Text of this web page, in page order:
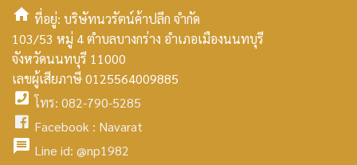
smt2
home
icon
ที่อยู่: บริษัทนวรัตน์ค้าปลีก จำกัด
103/53 หมู่ 4 ตำบลบางกร่าง อำเภอเมืองนนทบุรี
จังหวัดนนทบุรี 11000
เลขผู้เสียภาษี 0125564009885
facebook
icon
โทร: 082-790-5285
facebook
Facebook : Navarat
Line id: @np1982